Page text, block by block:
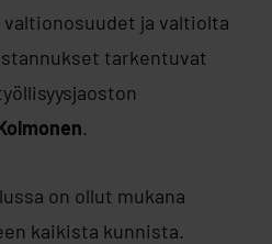
valtionosuudet ja valtiolta
tarkentuvat
.
on ollut mukana
kaikista kunnista.